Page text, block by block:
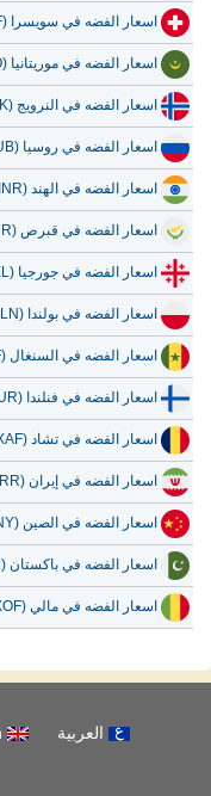
اسعار الفضه في سويسرا (CHF)
اسعار الفضه في موريتانيا (MRO)
اسعار الفضه في النرويج (NOK)
اسعار الفضه في روسيا (RUB)
اسعار الفضه في الهند (INR)
اسعار الفضه في قبرص (EUR)
اسعار الفضه في جورجيا (GEL)
اسعار الفضه في بولندا (PLN)
اسعار الفضه في السنغال (XOF)
اسعار الفضه في فنلندا (EUR)
اسعار الفضه في تشاد (XAF)
اسعار الفضه في إيران (IRR)
اسعار الفضه في الصين (CNY)
اسعار الفضه في باكستان (PKR)
اسعار الفضه في مالي (XOF)
العربية